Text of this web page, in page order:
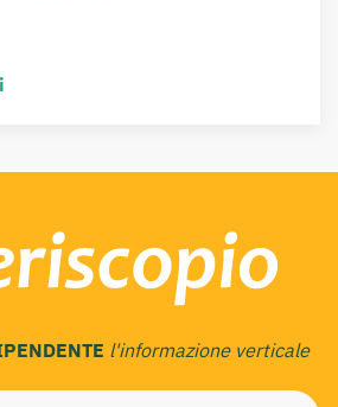
l'informazione verticale